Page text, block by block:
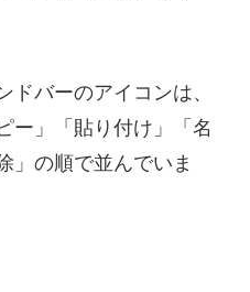
ドバーのアイコンは、
ー」「貼り付け」「名
」の順で並んでいま